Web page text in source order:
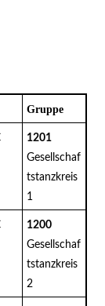
Gruppe
1201
Gesellschaf
tstanzkreis
1
1200
Gesellschaf
tstanzkreis
2